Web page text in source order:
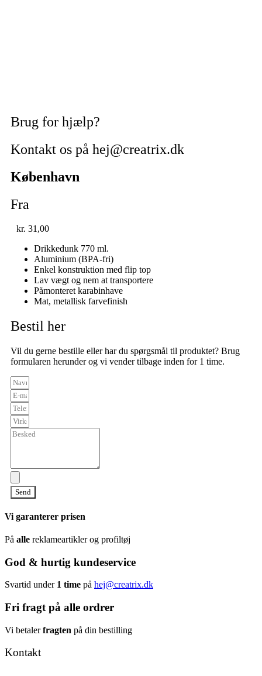
Brug for hjælp?
Kontakt os på hej@creatrix.dk
København
Fra
kr. 31,00
Drikkedunk 770 ml.
Aluminium (BPA-fri)
Enkel konstruktion med flip top
Lav vægt og nem at transportere
Påmonteret karabinhave
Mat, metallisk farvefinish
Bestil her
Vil du gerne bestille eller har du spørgsmål til produktet? Brug
formularen herunder og vi vender tilbage inden for 1 time.
Send
Vi garanterer prisen
På alle reklameartikler og profiltøj
God & hurtig kundeservice
Svartid under 1 time på hej@creatrix.dk
Fri fragt på alle ordrer
Vi betalerfragten på din bestilling
Kontakt